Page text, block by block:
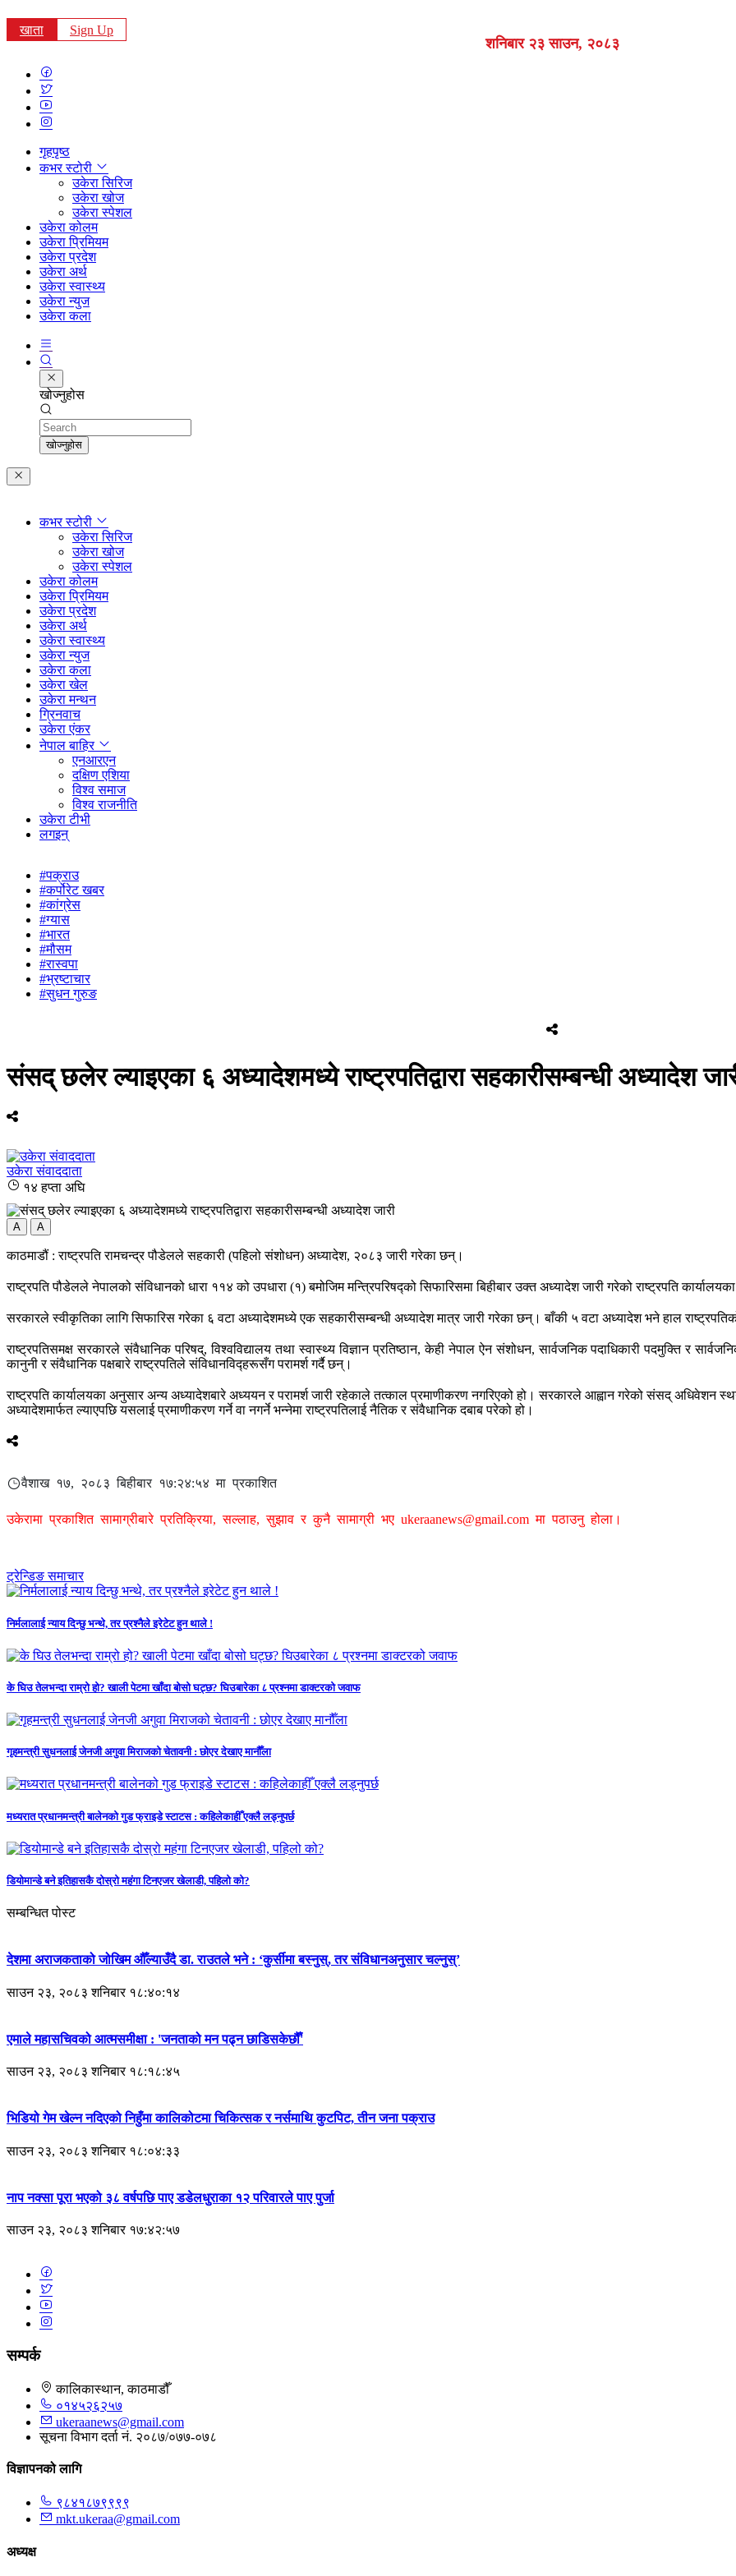
खाता Sign Up
शनिबार २३ साउन, २०८३
गृहपृष्ठ
कभर स्टोरी
उकेरा सिरिज
उकेरा खोज
उकेरा स्पेशल
उकेरा कोलम
उकेरा प्रिमियम
उकेरा प्रदेश
उकेरा अर्थ
उकेरा स्वास्थ्य
उकेरा न्युज
उकेरा कला
खोज्नुहोस
Search
खोज्नुहोस
कभर स्टोरी
उकेरा सिरिज
उकेरा खोज
उकेरा स्पेशल
उकेरा कोलम
उकेरा प्रिमियम
उकेरा प्रदेश
उकेरा अर्थ
उकेरा स्वास्थ्य
उकेरा न्युज
उकेरा कला
उकेरा खेल
उकेरा मन्थन
ग्रिनवाच
उकेरा एंकर
नेपाल बाहिर
एनआरएन
दक्षिण एशिया
विश्व समाज
विश्व राजनीति
उकेरा टीभी
लगइन्
#पक्राउ
#कर्पोरेट खबर
#कांग्रेस
#ग्यास
#भारत
#मौसम
#रास्वपा
#भ्रष्टाचार
#सुधन गुरुङ
संसद् छलेर ल्याइएका ६ अध्यादेशमध्ये राष्ट्रपतिद्वारा सहकारीसम्बन्धी अध्यादेश
उकेरा संवाददाता
१४ हप्ता अघि
A A
काठमाडौं : राष्ट्रपति रामचन्द्र पौडेलले सहकारी (पहिलो संशोधन) अध्यादेश, २०८३ जारी गरेका छन्।
राष्ट्रपति पौडेलले नेपालको संविधानको धारा ११४ को उपधारा (१) बमोजिम मन्त्रिपरिषद्को सिफारिसमा बिहीबार उक्त अध्यादेश जारी गरेको राष्ट्रपति
सरकारले स्वीकृतिका लागि सिफारिस गरेका ६ वटा अध्यादेशमध्ये एक सहकारीसम्बन्धी अध्यादेश मात्र जारी गरेका छन्। बाँकी ५ वटा अध्यादेश भने हाल
राष्ट्रपतिसमक्ष सरकारले संवैधानिक परिषद्, विश्वविद्यालय तथा स्वास्थ्य विज्ञान प्रतिष्ठान, केही नेपाल ऐन संशोधन, सार्वजनिक पदाधिकारी पदमुक्ति र
कानुनी र संवैधानिक पक्षबारे राष्ट्रपतिले संविधानविद्हरूसँग परामर्श गर्दै छन्।
राष्ट्रपति कार्यालयका अनुसार अन्य अध्यादेशबारे अध्ययन र परामर्श जारी रहेकाले तत्काल प्रमाणीकरण नगरिएको हो। सरकारले आह्वान गरेको संसद्
अध्यादेशमार्फत ल्याएपछि यसलाई प्रमाणीकरण गर्ने वा नगर्ने भन्नेमा राष्ट्रपतिलाई नैतिक र संवैधानिक दबाब परेको हो।
वैशाख १७, २०८३ बिहीबार १७:२४:५४ मा प्रकाशित
उकेरामा प्रकाशित सामाग्रीबारे प्रतिक्रिया, सल्लाह, सुझाव र कुनै सामाग्री भए ukeraanews@gmail.com मा पठाउनु होला।
ट्रेन्डिङ समाचार
निर्मलालाई न्याय दिन्छु भन्थे, तर प्रश्नैले इरेटेट हुन थाले !
के घिउ तेलभन्दा राम्रो हो? खाली पेटमा खाँदा बोसो घट्छ? घिउबारेका ८ प्रश्नमा डाक्टरको जवाफ
गृहमन्त्री सुधनलाई जेनजी अगुवा मिराजको चेतावनी : छोएर देखाए मानौँला
मध्यरात प्रधानमन्त्री बालेनको गुड फ्राइडे स्टाटस : कहिलेकाहीँ एक्लै लड्नुपर्छ
डियोमान्डे बने इतिहासकै दोस्रो महंगा टिनएजर खेलाडी, पहिलो को?
सम्बन्धित पोस्ट
देशमा अराजकताको जोखिम औँल्याउँदै डा. राउतले भने : ‘कुर्सीमा बस्नुस्, तर संविधानअनुसार चल्नुस्’
साउन २३, २०८३ शनिबार १८:४०:१४
एमाले महासचिवको आत्मसमीक्षा : 'जनताको मन पढ्न छाडिसकेछौँ'
साउन २३, २०८३ शनिबार १८:१८:४५
भिडियो गेम खेल्न नदिएको निहुँमा कालिकोटमा चिकित्सक र नर्समाथि कुटपिट, तीन जना पक्राउ
साउन २३, २०८३ शनिबार १८:०४:३३
नाप नक्सा पूरा भएको ३८ वर्षपछि पाए डडेलधुराका १२ परिवारले पाए पुर्जा
साउन २३, २०८३ शनिबार १७:४२:५७
सम्पर्क
कालिकास्थान, काठमाडौँ
०१४५२६२५७
ukeraanews@gmail.com
सूचना विभाग दर्ता नं. २०८७/०७७-०७८
विज्ञापनको लागि
९८४१८७९९९९
mkt.ukeraa@gmail.com
अध्यक्ष